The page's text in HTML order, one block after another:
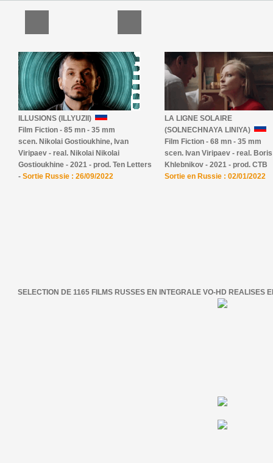
ILLUSIONS (ILLYUZII)
Film Fiction - 85 mn - 35 mm
scen. Nikolai Gostioukhine, Ivan
Viripaev - real. Nikolai Nikolai
Gostioukhine - 2021 - prod. Ten Letters
- Sortie Russie : 26/09/2022
LA LIGNE SOLAIRE
(SOLNECHNAYA LINIYA)
Film Fiction - 68 mn - 35 mm
scen. Ivan Viripaev - real. Boris
Khlebnikov - 2021 - prod. CTB
Sortie en Russie : 02/01/2022
SELECTION DE 1165 FILMS RUSSES EN INTEGRALE VO-HD REALISES